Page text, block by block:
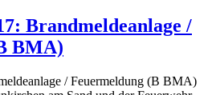
Brandmeldeanlage /
BMA)
/ Feuermeldung (B BMA)